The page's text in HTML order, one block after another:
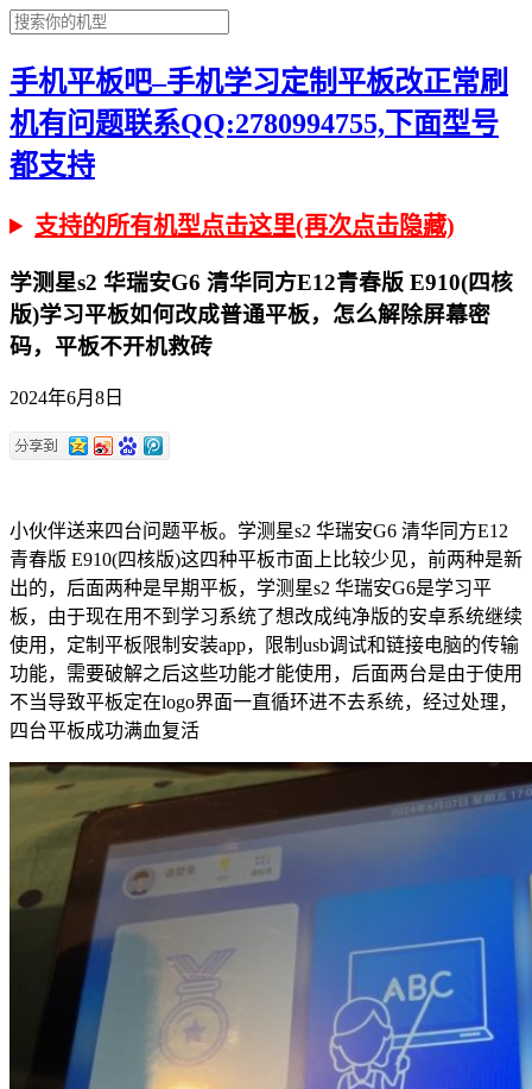
手机平板吧–手机学习定制平板改正常刷
机有问题联系QQ:2780994755,下面型号
都支持
支持的所有机型点击这里(再次点击隐藏)
学测星s2 华瑞安G6 清华同方E12青春版 E910(四核
版)学习平板如何改成普通平板，怎么解除屏幕密
码，平板不开机救砖
2024年6月8日
小伙伴送来四台问题平板。学测星s2 华瑞安G6 清华同方E12
青春版 E910(四核版)这四种平板市面上比较少见，前两种是新
出的，后面两种是早期平板，学测星s2 华瑞安G6是学习平
板，由于现在用不到学习系统了想改成纯净版的安卓系统继续
使用，定制平板限制安装app，限制usb调试和链接电脑的传输
功能，需要破解之后这些功能才能使用，后面两台是由于使用
不当导致平板定在logo界面一直循环进不去系统，经过处理，
四台平板成功满血复活